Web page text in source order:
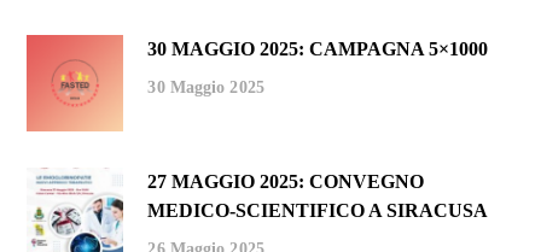
30 MAGGIO 2025: CAMPAGNA 5×1000
30 Maggio 2025
27 MAGGIO 2025: CONVEGNO
MEDICO-SCIENTIFICO A SIRACUSA